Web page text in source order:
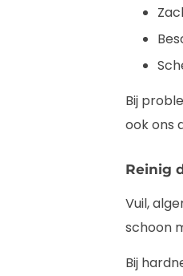
Bij
ook ons
Reinig
Vuil,
schoon
Bij